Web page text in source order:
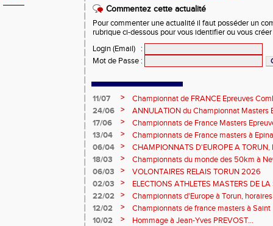
Commentez cette actualité
Pour commenter une actualité il faut posséder un
rubrique ci-dessous pour vous identifier ou vous
Login (Email)
:
Mot de Passe :
11/07 >
Championnat de FRANCE Epreuves
et Marche CHATEAUROUX
24/06 >
ANNULATION du Championnat Masters
Châteauroux les 27-28 juin
17/06 >
Championnats de France Masters
fond long
13/04 >
Championnats de France masters à
prévisionnels, montée de barres et
06/04 >
CHAMPIONNATS D'EUROPE A
18/03
>
Championnats du monde des 50km à
Sébastien DOUMENC.
06/03 >
VOLONTAIRES RELAIS TORUN 2026
02/03
>
ELECTIONS ATHLETES MASTERS DE
2ème vote : athlètes hommes.
22/02 >
Championnats d'Europe à Torun,
informations...
12/02 >
Championnats de france masters à Saint
février 2026.
10/02 >
Hommage à Jean-Yves PREVOST...